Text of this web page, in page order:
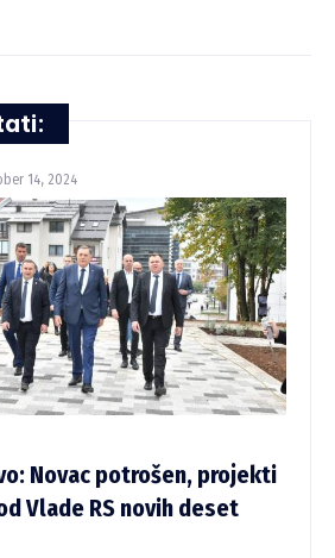
14, 2024
Novac potrošen, projekti
Vlade RS novih deset